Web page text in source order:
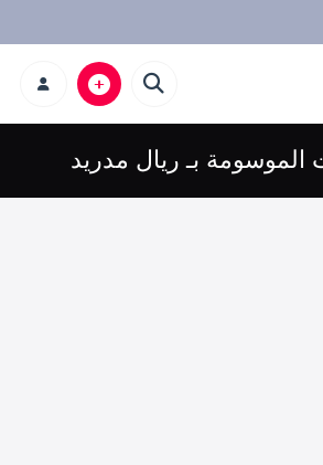
الموسومة بـ ريال مدريد